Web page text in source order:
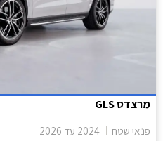
מרצדס GLS
פנאי שטח 2024 עד 2026